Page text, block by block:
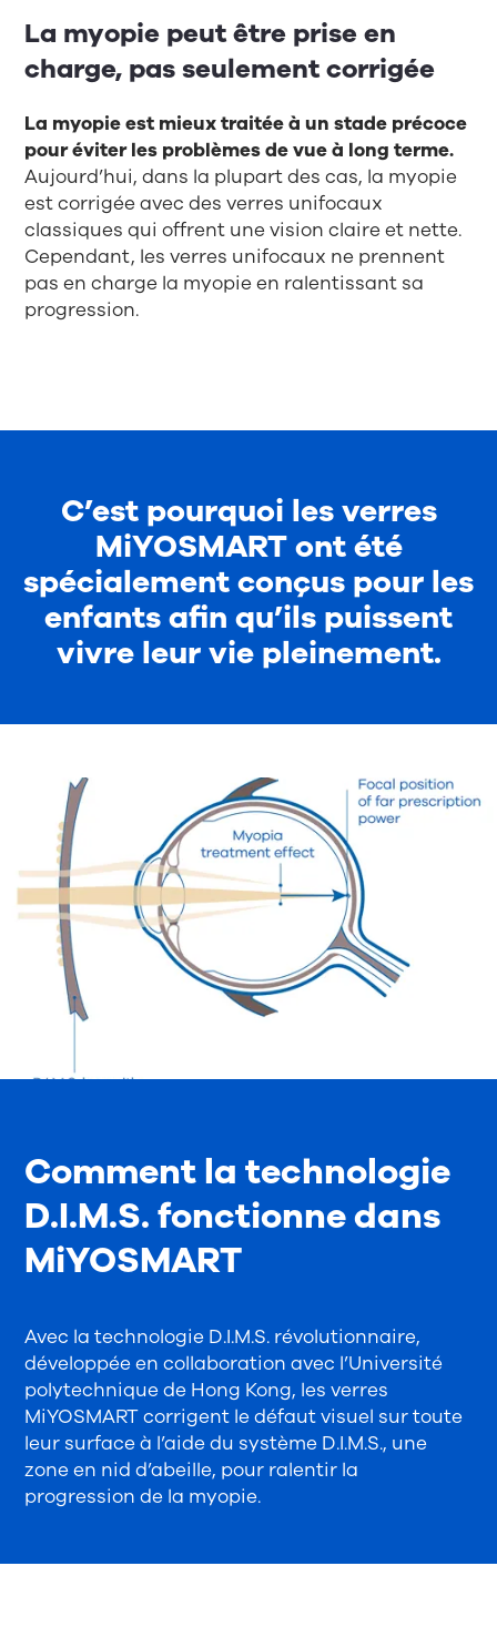
La myopie peut être prise en
charge, pas seulement corrigée
La myopie est mieux traitée à un stade précoce
pour éviter les problèmes de vue à long terme.
Aujourd’hui, dans la plupart des cas, la myopie
est corrigée avec des verres unifocaux
classiques qui offrent une vision claire et nette.
Cependant, les verres unifocaux ne prennent
pas en charge la myopie en ralentissant sa
progression.
C’est pourquoi les verres
MiYOSMART ont été
spécialement conçus pour les
enfants afin qu’ils puissent
vivre leur vie pleinement.
Comment la technologie
D.I.M.S. fonctionne dans
MiYOSMART
Avec la technologie D.I.M.S. révolutionnaire,
développée en collaboration avec l’Université
polytechnique de Hong Kong, les verres
MiYOSMART corrigent le défaut visuel sur toute
leur surface à l’aide du système D.I.M.S., une
zone en nid d’abeille, pour ralentir la
progression de la myopie.